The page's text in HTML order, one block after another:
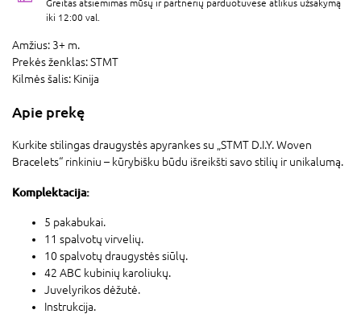
Greitas atsiėmimas mūsų ir partnerių parduotuvėse atlikus užsakymą
iki 12:00 val.
Amžius: 3+ m.
Prekės ženklas:STMT
Kilmės šalis: Kinija
Apie prekę
Kurkite stilingas draugystės apyrankes su „STMT D.I.Y. Woven
Bracelets“ rinkiniu – kūrybišku būdu išreikšti savo stilių ir unikalumą.
Komplektacija:
5 pakabukai.
11 spalvotų virvelių.
10 spalvotų draugystės siūlų.
42 ABC kubinių karoliukų.
Juvelyrikos dėžutė.
Instrukcija.